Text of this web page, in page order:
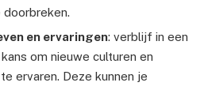
en ervaringen: verblijf in een
om nieuwe culturen en
ervaren. Deze kunnen je